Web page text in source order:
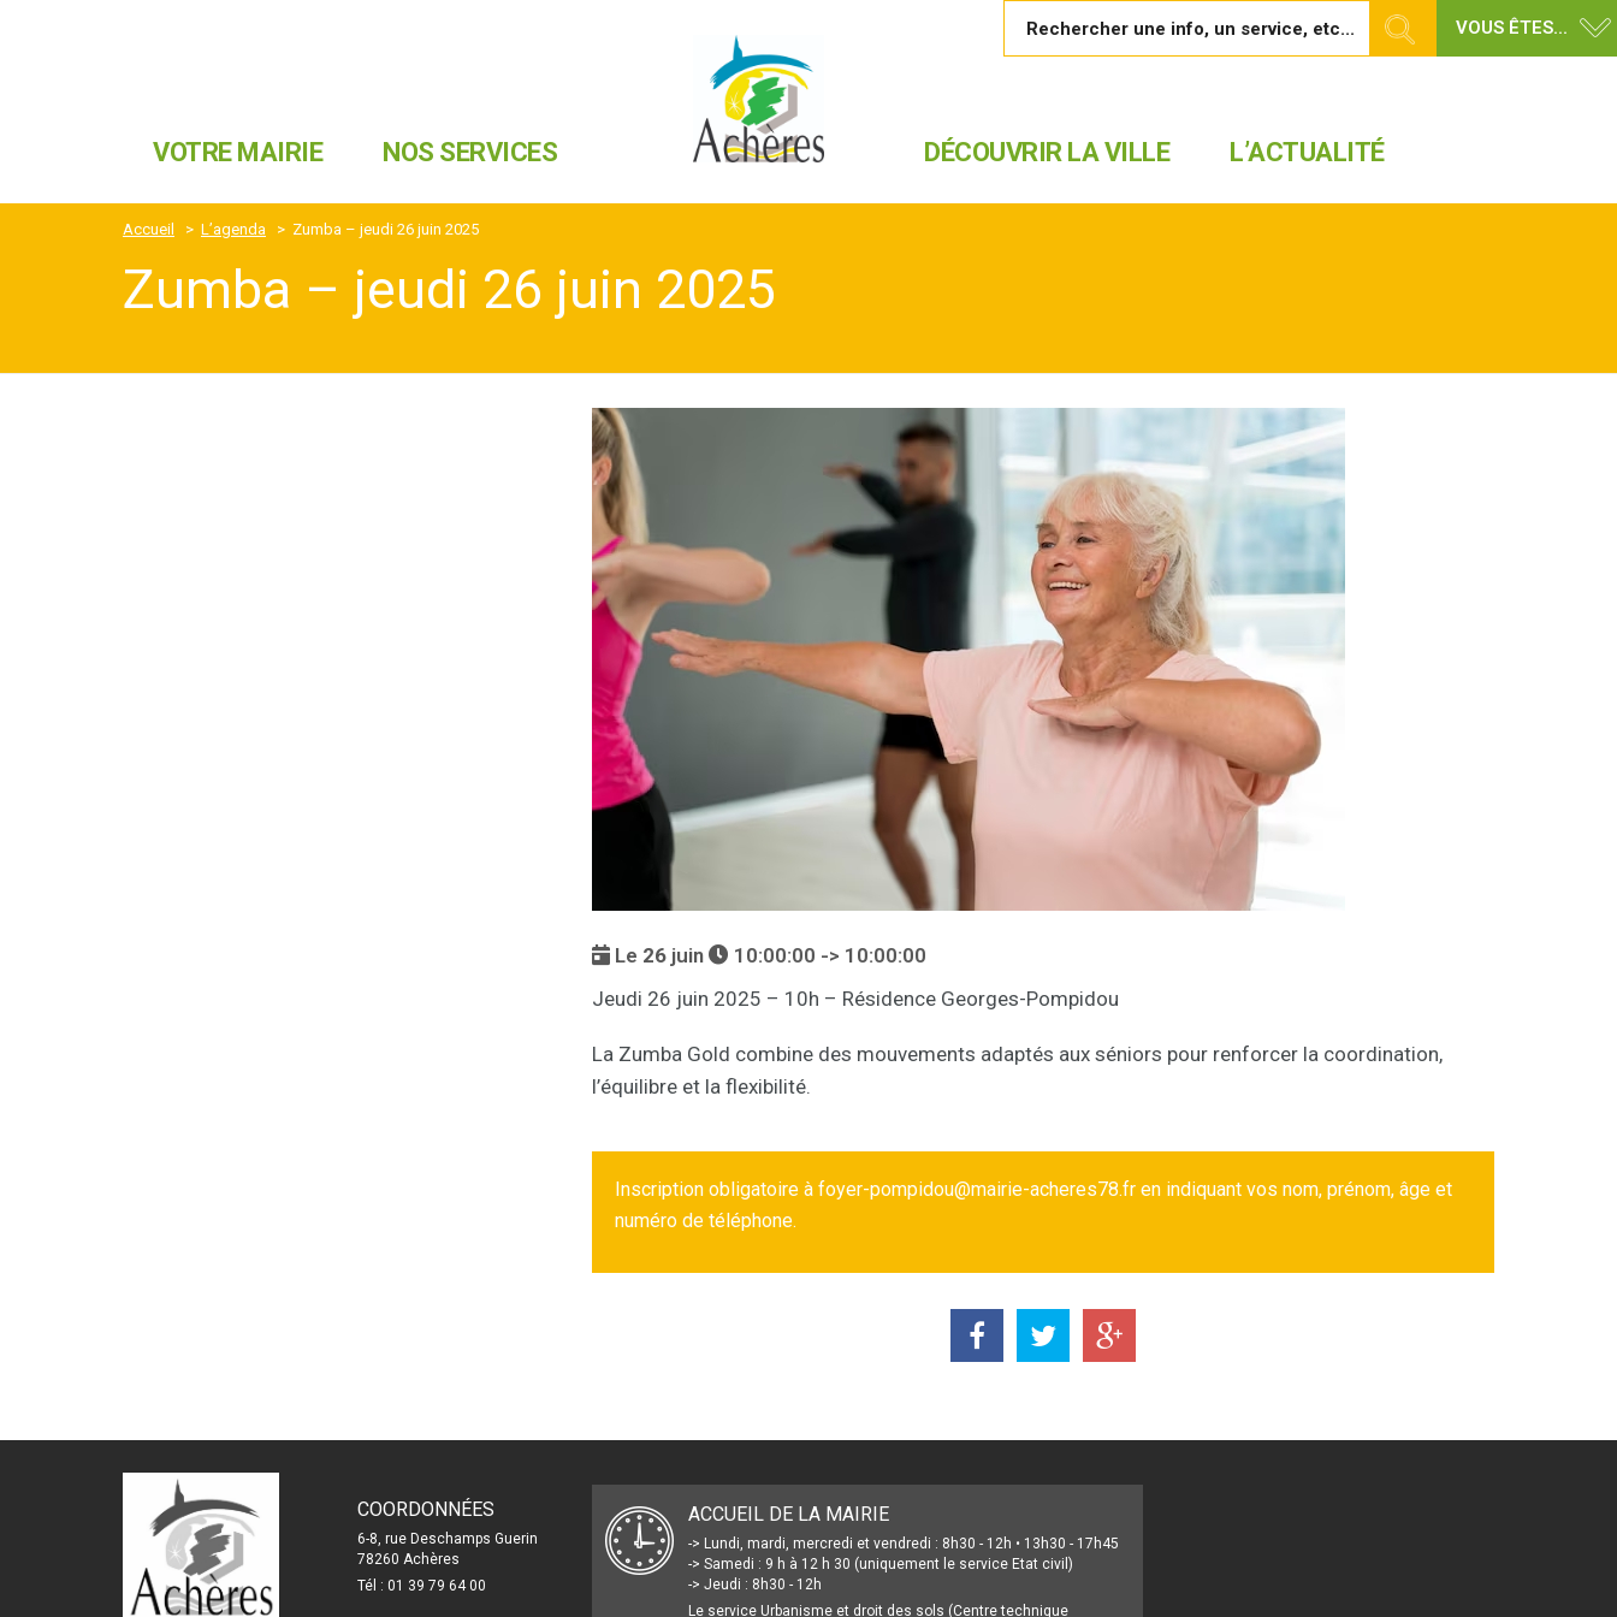
VOUS ÊTES...
VOTRE MAIRIE NOS SERVICES DÉCOUVRIR LA VILLE L’ACTUALITÉ
Accueil > L’agenda > Zumba – jeudi 26 juin 2025
Zumba – jeudi 26 juin 2025
Le 26 juin
10:00:00 -> 10:00:00
Jeudi 26 juin 2025 – 10h – Résidence Georges-Pompidou
La Zumba Gold combine des mouvements adaptés aux séniors pour renforcer la coordination,
l’équilibre et la flexibilité.
Inscription obligatoire à foyer-pompidou@mairie-acheres78.fr en indiquant vos nom, prénom, âge et
numéro de téléphone.
COORDONNÉES
6-8, rue Deschamps Guerin
78260 Achères
Tél : 01 39 79 64 00
ACCUEIL DE LA MAIRIE
-> Lundi, mardi, mercredi et vendredi : 8h30 - 12h • 13h30 - 17h45
-> Samedi : 9 h à 12 h 30 (uniquement le service Etat civil)
-> Jeudi : 8h30 - 12h
Le service Urbanisme et droit des sols (Centre technique